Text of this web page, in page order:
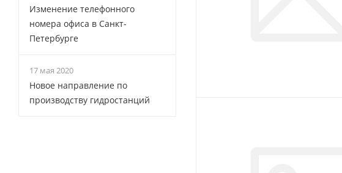
Изменение телефонного
номера офиса в Санкт-
Петербурге
17 мая 2020
Новое направление по
производству гидростанций